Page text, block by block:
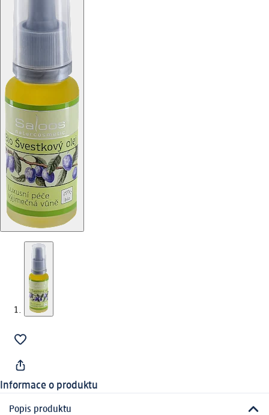
Informace o produktu
Popis produktu